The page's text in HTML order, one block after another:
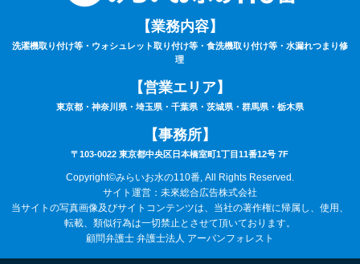
にお伺いした作業員が承ることが出来ない作業内容と判断した場合も、5,500円(税込)
⑨サービスにあたり、お持ちの家電製品は故障していない（正常に動く）ことが条件
となります。
⑩作業時は動作確認を行いますので、ご自宅の電気が通電（コンセントまで電気が届
⑪作業料・技術料・運搬料・処分料などは料金に含まれていません。
⑫9時00分～20時00分以外の出張をご希望の場合は特別出張料がかかります。
⑬作業車の駐車場のご用意が無い場合は、別途駐車料金がかかる場合がございます。
合わせやご要望に対して誠意をもって対応するよう心がけております。それと同時
ることも重視しています。
そのため、お客様のご要望を実現するための手段として、常識の範囲を逸脱する言動
トに該当する行為と判断した場合は、サービスなどの提供をお断りさせていただく場
合がございます。
また、これらの行為が悪質と判断される場合には、警察及び、顧問弁護士に相談のう
え、然るべき対応を取らせていただきます。ご理解とご協力の程、宜しくお願いいた
【業務内容】
洗濯機取り付け等・ウォシュレット取り付け等・食洗機取り付け等・水漏れつまり修
理
【営業エリア】
東京都・神奈川県・埼玉県・千葉県・茨城県・群馬県・栃木県
【事務所】
〒103-0022 東京都中央区日本橋室町1丁目11番12号 7F
Copyright©みらいお水の110番, All Rights Reserved.
サイト運営：未來総合広告株式会社
当サイトの写真画像及びサイトコンテンツは、当社の著作権に帰属し、使用、
転載、類似行為は一切禁止とさせて頂いております。
顧問弁護士 弁護士法人 アーバンフォレスト